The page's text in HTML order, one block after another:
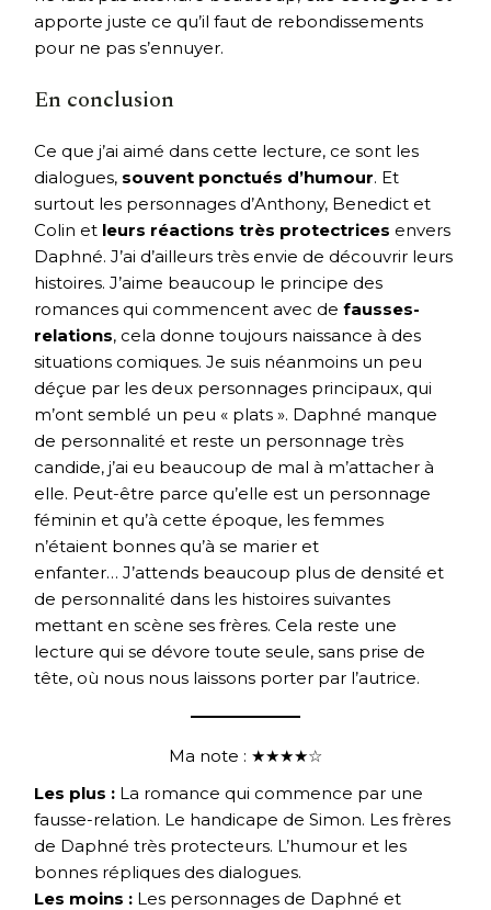
apporte juste ce qu’il faut de rebondissements
pour ne pas s’ennuyer.
En conclusion
Ce que j’ai aimé dans cette lecture, ce sont les
dialogues, souvent ponctués d’humour. Et
surtout les personnages d’Anthony, Benedict et
Colin et leurs réactions très protectrices envers
Daphné. J’ai d’ailleurs très envie de découvrir leurs
histoires. J’aime beaucoup le principe des
romances qui commencent avec defausses-
relations, cela donne toujours naissance à des
situations comiques. Je suis néanmoins un peu
déçue par les deux personnages principaux, qui
m’ont semblé un peu « plats ». Daphné manque
de personnalité et reste un personnage très
candide, j’ai eu beaucoup de mal à m’attacher à
elle. Peut-être parce qu’elle est un personnage
féminin et qu’à cette époque, les femmes
n’étaient bonnes qu’à se marier et
enfanter… J’attends beaucoup plus de densité et
de personnalité dans les histoires suivantes
mettant en scène ses frères. Cela reste une
lecture qui se dévore toute seule, sans prise de
tête, où nous nous laissons porter par l’autrice.
Ma note : ★★★★☆
Les plus : La romance qui commence par une
fausse-relation. Le handicape de Simon. Les frères
de Daphné très protecteurs. L’humour et les
bonnes répliques des dialogues.
Les moins : Les personnages de Daphné et